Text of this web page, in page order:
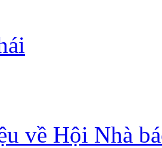
về Hội Nhà